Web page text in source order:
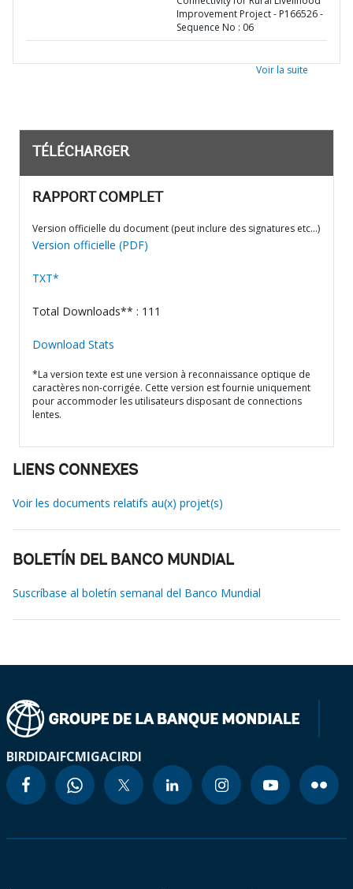
Improvement Project - P166526 -
Sequence No : 06
Voir la suite
TÉLÉCHARGER
RAPPORT COMPLET
Version officielle du document (peut inclure des signatures etc…)
Version officielle (PDF)
TXT*
Total Downloads** : 111
Download Stats
*La version texte est une version à reconnaissance optique de
caractères non-corrigée. Cette version est fournie uniquement
pour accommoder les utilisateurs disposant de connections
lentes.
LIENS CONNEXES
Voir les documents relatifs au(x) projet(s)
BOLETÍN DEL BANCO MUNDIAL
Suscríbase al boletín semanal del Banco Mundial
BIRDIDAIFCMIGACIRDI